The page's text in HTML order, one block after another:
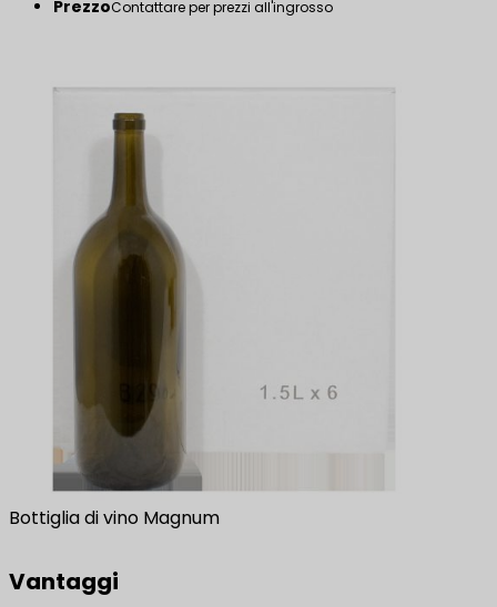
PrezzoContattare per prezzi all'ingrosso
Bottiglia di vino Magnum
Vantaggi